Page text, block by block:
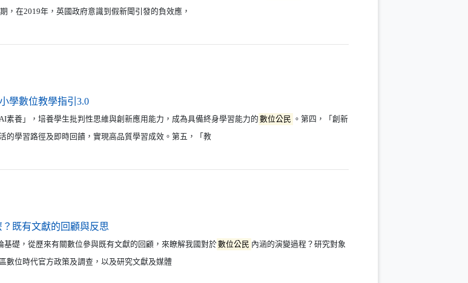
，在2019年，英國政府意識到假新聞引發的負效應，
學數位教學指引3.0（另開新視窗）
素養」，培養學生批判性思維與創新應用能力，成為具備終身學習能力的 數位公民 。第四，「創新
的學習路徑及即時回饋，實現高品質學習成效。第五，「教
？既有文獻的回顧與反思
礎，從歷來有關數位參與既有文獻的回顧，來瞭解我國對於數位公民 內涵的演變過程？研究對象
數位時代官方政策及調查，以及研究文獻及媒體